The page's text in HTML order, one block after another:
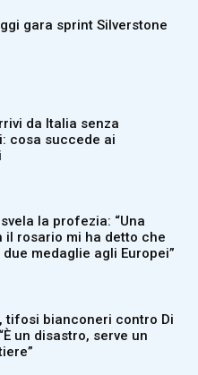
gara sprint Silverstone
da Italia senza
cosa succede ai
la profezia: “Una
il rosario mi ha detto che
medaglie agli Europei”
tifosi bianconeri contro Di
un disastro, serve un